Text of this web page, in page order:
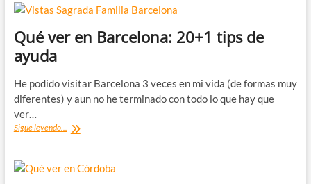
en
larga
exposición
donostiarra
Qué ver en Barcelona: 20+1 tips de
ayuda
He podido visitar Barcelona 3 veces en mi vida (de formas muy
diferentes) y aun no he terminado con todo lo que hay que
ver…
Sigue leyendo... Qué
Barcelona: